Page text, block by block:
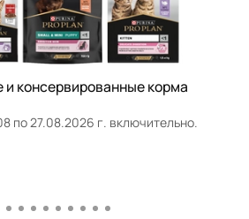
и консервированные корма
по 27.08.2026 г. включительно.